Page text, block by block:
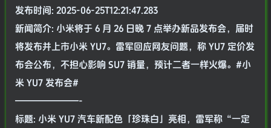
发布时间: 2025-06-25T12:21:47.283
新闻简介: 小米将于 6 月 26 日晚 7 点举办新品发布会，届时
将发布并上市小米 YU7。雷军回应网友问题，称 YU7 定价发
布会公布，不担心影响 SU7 销量，预计二者一样火爆。#小
米 YU7 发布会#
———————-
标题: 小米 YU7 汽车新配色「珍珠白」亮相，雷军称“一定